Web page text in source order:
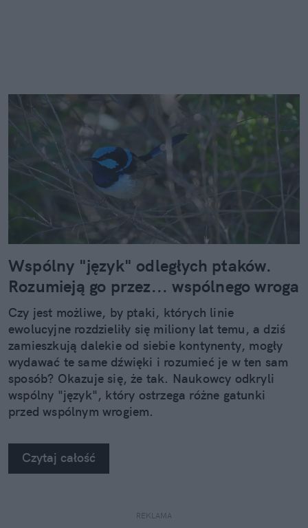
Wspólny "język" odległych ptaków.
Rozumieją go przez... wspólnego wroga
Czy jest możliwe, by ptaki, których linie
ewolucyjne rozdzieliły się miliony lat temu, a dziś
zamieszkują dalekie od siebie kontynenty, mogły
wydawać te same dźwięki i rozumieć je w ten sam
sposób? Okazuje się, że tak. Naukowcy odkryli
wspólny "język", który ostrzega różne gatunki
przed wspólnym wrogiem.
Czytaj całość
REKLAMA